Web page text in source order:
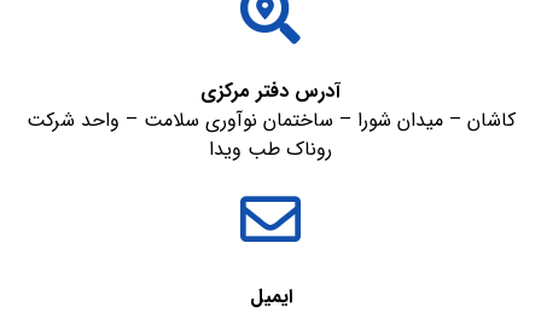
آدرس دفتر مرکزی
کاشان – میدان شورا – ساختمان نوآوری سلامت – واحد شرکت
روناک طب ویدا
ایمیل